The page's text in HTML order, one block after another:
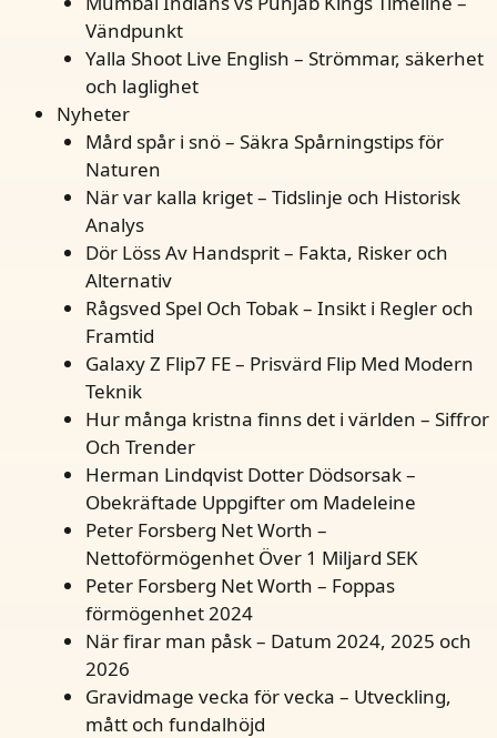
Vändpunkt
Yalla Shoot Live English – Strömmar, säkerhet
och laglighet
Nyheter
Mård spår i snö – Säkra Spårningstips för
Naturen
När var kalla kriget – Tidslinje och Historisk
Analys
Dör Löss Av Handsprit – Fakta, Risker och
Alternativ
Rågsved Spel Och Tobak – Insikt i Regler och
Framtid
Galaxy Z Flip7 FE – Prisvärd Flip Med Modern
Teknik
Hur många kristna finns det i världen – Siffror
Och Trender
Herman Lindqvist Dotter Dödsorsak –
Obekräftade Uppgifter om Madeleine
Peter Forsberg Net Worth –
Nettoförmögenhet Över 1 Miljard SEK
Peter Forsberg Net Worth – Foppas
förmögenhet 2024
När firar man påsk – Datum 2024, 2025 och
2026
Gravidmage vecka för vecka – Utveckling,
mått och fundalhöjd